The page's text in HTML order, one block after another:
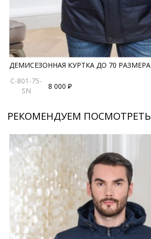
ДЕМИСЕЗОННАЯ КУРТКА ДО 70 РАЗМЕРА
C-801-75-
SN
8 000 ₽
РЕКОМЕНДУЕМ ПОСМОТРЕТЬ